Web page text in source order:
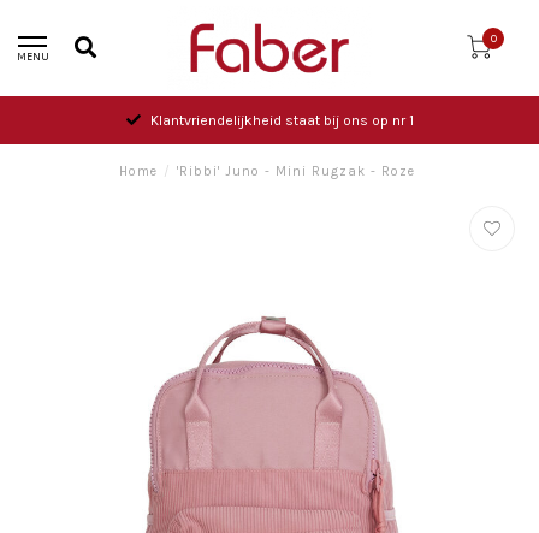
MENU
0
Klantvriendelijkheid staat bij ons op nr 1
Home / 'Ribbi' Juno - Mini Rugzak - Roze